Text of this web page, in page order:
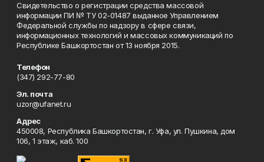
Свидетельство о регистрации средства массовой
информации ПИ № ТУ 02-01487 выданное Управлением
Федеральной службы по надзору в сфере связи,
информационных технологий и массовых коммуникаций по
Республике Башкортостан от 13 ноября 2015.
Телефон
(347) 292-77-80
Эл. почта
uzor@ufanet.ru
Адрес
450008, Республика Башкортостан, г. Уфа, ул. Пушкина, дом
106, 1 этаж, каб. 100